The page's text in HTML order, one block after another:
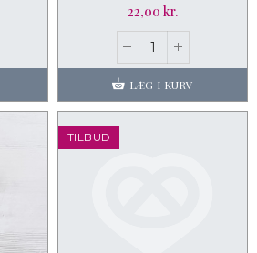
22,00 kr.
LÆG I KURV
TILBUD